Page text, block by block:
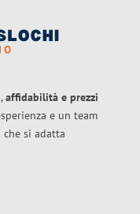
affidabilità e prezzi
e un team
che si adatta